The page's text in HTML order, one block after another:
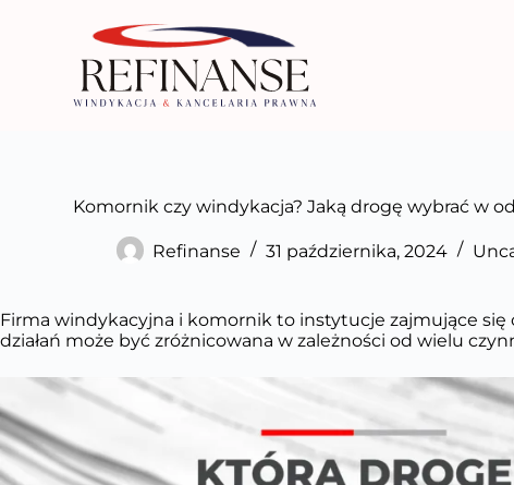
i
Komornik czy windykacja? Jaką drogę wybrać w
Refinanse 31 października, 2024
Firma windykacyjna i komornik to instytucje zajmujące się
działań może być zróżnicowana w zależności od wielu